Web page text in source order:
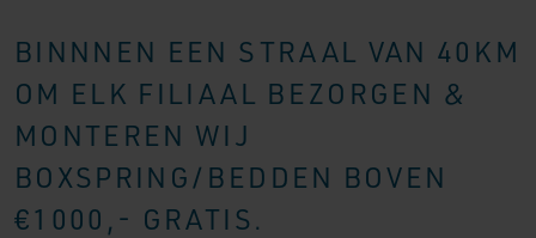
BINNNEN EEN STRAAL VAN 40KM
OM ELK FILIAAL BEZORGEN &
MONTEREN WIJ
BOXSPRING/BEDDEN BOVEN
€1000,- GRATIS.